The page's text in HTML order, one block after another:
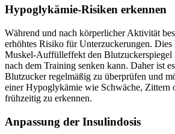
Hypoglykämie-Risiken erkennen
Während und nach körperlicher Aktivität
erhöhtes Risiko für Unterzuckerungen. Dies
Muskel-Auffülleffekt den Blutzuckerspiegel
nach dem Training senken kann. Daher ist
Blutzucker regelmäßig zu überprüfen und
einer Hypoglykämie wie Schwäche, Zittern
frühzeitig zu erkennen.
Anpassung der Insulindosis